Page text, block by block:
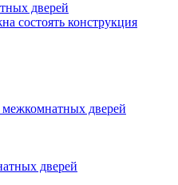
дверей
состоять конструкция
дверей
дверей